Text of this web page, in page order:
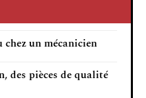
chez un mécanicien
des pièces de qualité